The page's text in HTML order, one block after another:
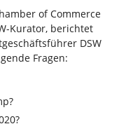
of Commerce
Kurator, berichtet
DSW
Fragen: